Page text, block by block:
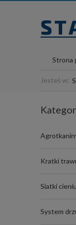
Strona
Jesteś w:
Kratki
Siatki
System